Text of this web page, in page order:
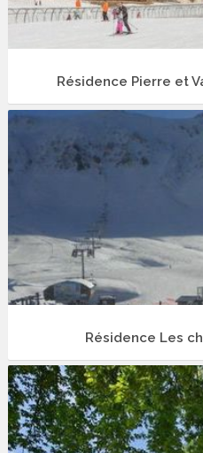
Résidence Pierre et
Résidence Les